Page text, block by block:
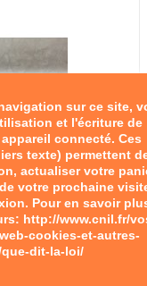
sur ce site,
et l'écriture de
connecté. Ces
texte) permettent
actualiser votre
votre prochaine
Pour en savoir
http://www.cnil.fr/
cookies-et-autres-
dit-la-loi/